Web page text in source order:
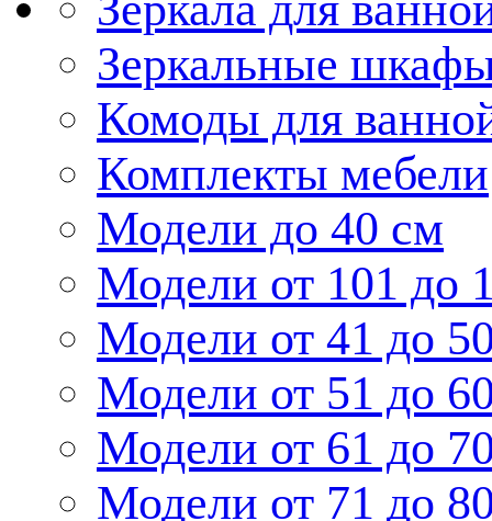
Зеркальные
Комоды для
Комплекты мебели
Модели до 40 см
Модели от 101 до
Модели от 41 до
Модели от 51 до
Модели от 61 до
Модели от 71 до